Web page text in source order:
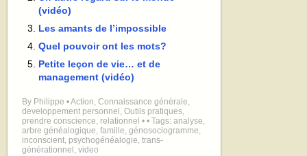
(vidéo)
Les amants de l’impossible
Quel pouvoir ont les mots?
Petite leçon de vie… et de
management (vidéo)
By Philippe •Action,Connaissance générale,
developpement personnel ,Outils pratiques,
prendre conscience, relationnel • • Tags:analyse,
arbre généalogique,famille,génosociogramme,
inconscient, psychogénéalogie,trans-
générationnel ,video